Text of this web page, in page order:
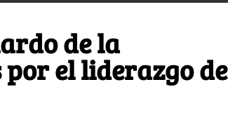
de la
el liderazgo de